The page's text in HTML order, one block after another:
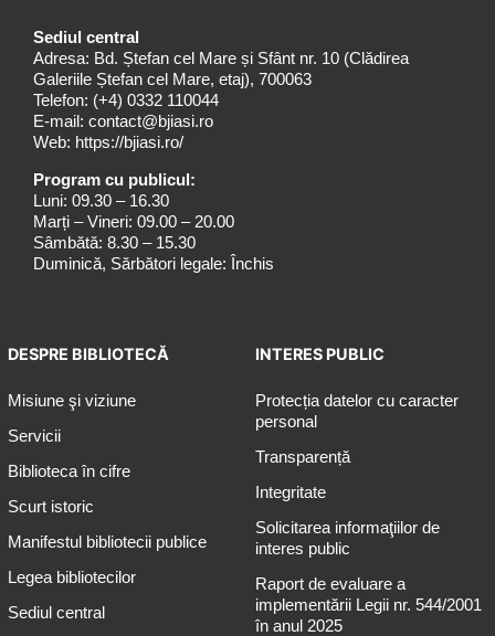
Sediul central
Adresa: Bd. Ștefan cel Mare și Sfânt nr. 10 (Clădirea
Galeriile Ștefan cel Mare, etaj), 700063
Telefon: (+4) 0332 110044
E-mail: contact@bjiasi.ro
Web: https://bjiasi.ro/
Program cu publicul:
Luni: 09.30 – 16.30
Marți – Vineri: 09.00 – 20.00
Sâmbătă: 8.30 – 15.30
Duminică, Sărbători legale: Închis
DESPRE BIBLIOTECĂ
Misiune şi viziune
Servicii
Biblioteca în cifre
Scurt istoric
Manifestul bibliotecii publice
Legea bibliotecilor
Sediul central
INTERES PUBLIC
Protecția datelor cu caracter
personal
Transparență
Integritate
Solicitarea informaţiilor de
interes public
Raport de evaluare a
implementării Legii nr. 544/2001
în anul 2025